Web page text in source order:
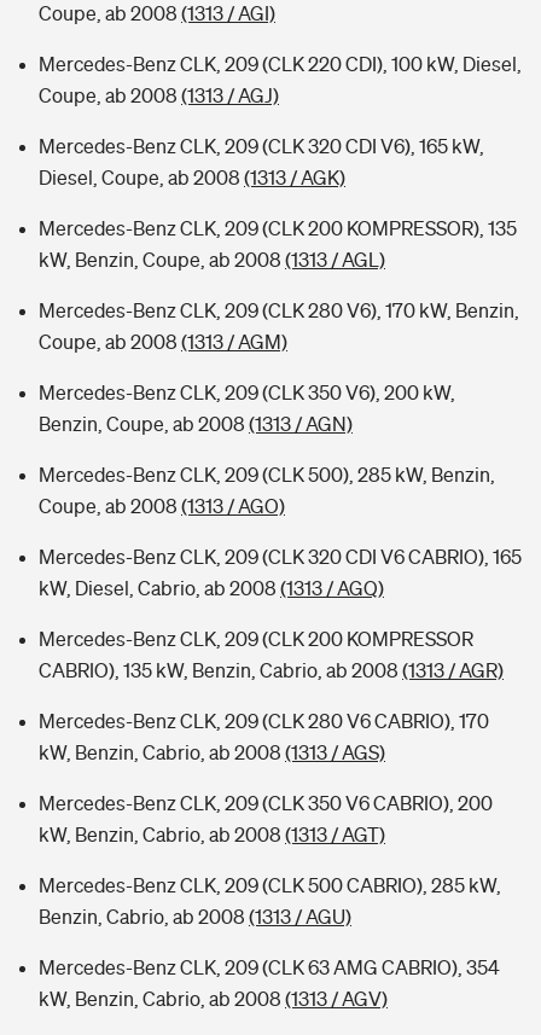
Coupe, ab 2008 (1313 / AGI)
Mercedes-Benz CLK, 209 (CLK 220 CDI), 100 kW, Diesel,
Coupe, ab 2008 (1313 / AGJ)
Mercedes-Benz CLK, 209 (CLK 320 CDI V6), 165 kW,
Diesel, Coupe, ab 2008 (1313 / AGK)
Mercedes-Benz CLK, 209 (CLK 200 KOMPRESSOR), 135
kW, Benzin, Coupe, ab 2008 (1313 / AGL)
Mercedes-Benz CLK, 209 (CLK 280 V6), 170 kW, Benzin,
Coupe, ab 2008 (1313 / AGM)
Mercedes-Benz CLK, 209 (CLK 350 V6), 200 kW,
Benzin, Coupe, ab 2008 (1313 / AGN)
Mercedes-Benz CLK, 209 (CLK 500), 285 kW, Benzin,
Coupe, ab 2008 (1313 / AGO)
Mercedes-Benz CLK, 209 (CLK 320 CDI V6 CABRIO), 165
kW, Diesel, Cabrio, ab 2008 (1313 / AGQ)
Mercedes-Benz CLK, 209 (CLK 200 KOMPRESSOR
CABRIO), 135 kW, Benzin, Cabrio, ab 2008 (1313 / AGR)
Mercedes-Benz CLK, 209 (CLK 280 V6 CABRIO), 170
kW, Benzin, Cabrio, ab 2008 (1313 / AGS)
Mercedes-Benz CLK, 209 (CLK 350 V6 CABRIO), 200
kW, Benzin, Cabrio, ab 2008 (1313 / AGT)
Mercedes-Benz CLK, 209 (CLK 500 CABRIO), 285 kW,
Benzin, Cabrio, ab 2008 (1313 / AGU)
Mercedes-Benz CLK, 209 (CLK 63 AMG CABRIO), 354
kW, Benzin, Cabrio, ab 2008 (1313 / AGV)